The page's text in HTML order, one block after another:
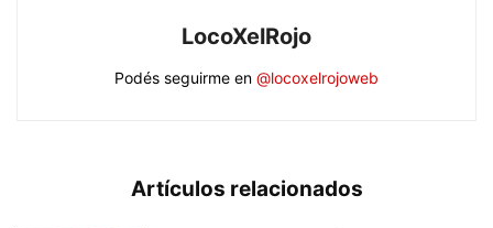
LocoXelRojo
Podés seguirme en @locoxelrojoweb
Artículos relacionados